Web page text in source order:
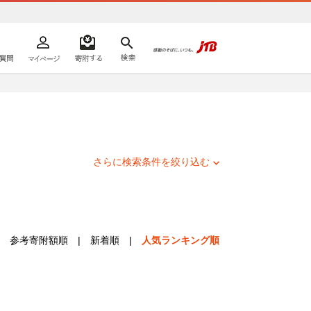
方へ
さらに検索条件を絞り込む
参考寄附額順 | 新着順 | 人気ランキング順